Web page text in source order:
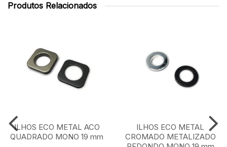
Produtos Relacionados
ILHOS ECO METAL ACO
QUADRADO MONO 19 mm
ILHOS ECO METAL
CROMADO METALIZADO